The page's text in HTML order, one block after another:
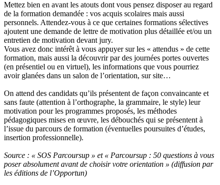
Mettez bien en avant les atouts dont vous pensez disposer au regard
de la formation demandée : vos acquis scolaires mais aussi
personnels. Attendez-vous à ce que certaines formations sélectives
ajoutent une demande de lettre de motivation plus détaillée et/ou un
entretien de motivation devant jury.
Vous avez donc intérêt à vous appuyer sur les « attendus » de cette
formation, mais aussi la découvrir par des journées portes ouvertes
(en présentiel ou en virtuel), les informations que vous pourriez
avoir glanées dans un salon de l’orientation, sur site…
On attend des candidats qu’ils présentent de façon convaincante et
sans faute (attention à l’orthographe, la grammaire, le style) leur
motivation pour les programmes proposés, les méthodes
pédagogiques mises en œuvre, les débouchés qui se présentent à
l’issue du parcours de formation (éventuelles poursuites d’études,
insertion professionnelle).
Source : « SOS Parcoursup » et « Parcoursup : 50 questions à vous
poser absolument avant de choisir votre orientation » (diffusion par
les éditions de l’Opportun)